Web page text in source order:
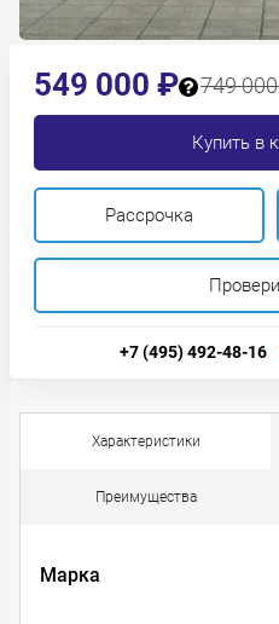
549 000 ₽ 749
Купить в
Рассрочка
+7 (495) 492-48-16
Характеристики
Преимущества
Марка